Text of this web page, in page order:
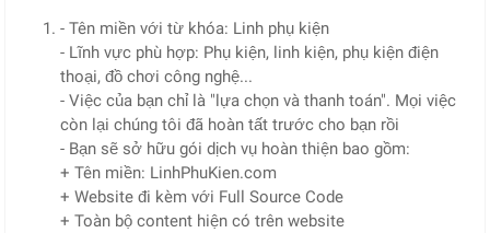
- Tên miền với từ khóa: Linh phụ kiện
- Lĩnh vực phù hợp: Phụ kiện, linh kiện, phụ kiện điện
thoại, đồ chơi công nghệ...
- Việc của bạn chỉ là "lựa chọn và thanh toán". Mọi việc
còn lại chúng tôi đã hoàn tất trước cho bạn rồi
- Bạn sẽ sở hữu gói dịch vụ hoàn thiện bao gồm:
+ Tên miền: LinhPhuKien.com
+ Website đi kèm với Full Source Code
+ Toàn bộ content hiện có trên website